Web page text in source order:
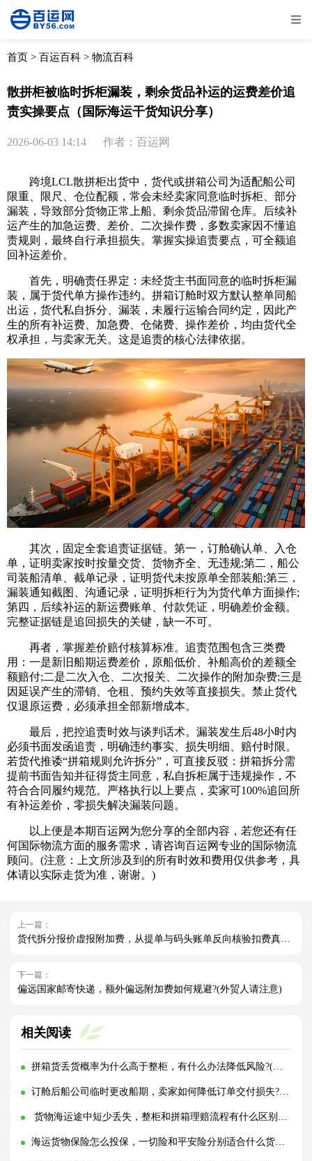
全部 物流资讯
取消 确定
首页 > 百运百科 > 物流百科
散拼柜被临时拆柜漏装，剩余货品补运的运费差价追
责实操要点（国际海运干货知识分享）
2026-06-03 14:14 作者：百运网
跨境LCL散拼柜出货中，货代或拼箱公司为适配船公司
限重、限尺、仓位配额，常会未经卖家同意临时拆柜、部分
漏装，导致部分货物正常上船、剩余货品滞留仓库。后续补
运产生的加急运费、差价、二次操作费，多数卖家因不懂追
责规则，最终自行承担损失。掌握实操追责要点，可全额追
回补运差价。
首先，明确责任界定：未经货主书面同意的临时拆柜漏
装，属于货代单方操作违约。拼箱订舱时双方默认整单同船
出运，货代私自拆分、漏装，未履行运输合同约定，因此产
生的所有补运费、加急费、仓储费、操作差价，均由货代全
权承担，与卖家无关。这是追责的核心法律依据。
其次，固定全套追责证据链。第一，订舱确认单、入仓
单，证明卖家按时按量交货、货物齐全、无违规;第二，船公
司装船清单、截单记录，证明货代未按原单全部装船;第三，
漏装通知截图、沟通记录，证明拆柜行为为货代单方面操作;
第四，后续补运的新运费账单、付款凭证，明确差价金额。
完整证据链是追回损失的关键，缺一不可。
再者，掌握差价赔付核算标准。追责范围包含三类费
用：一是新旧船期运费差价，原船低价、补船高价的差额全
额赔付;二是二次入仓、二次报关、二次操作的附加杂费;三是
因延误产生的滞销、仓租、预约失效等直接损失。禁止货代
仅退原运费，必须承担全部新增成本。
最后，把控追责时效与谈判话术。漏装发生后48小时内
必须书面发函追责，明确违约事实、损失明细、赔付时限。
若货代推诿“拼箱规则允许拆分”，可直接反驳：拼箱拆分需
提前书面告知并征得货主同意，私自拆柜属于违规操作，不
符合合同履约规范。严格执行以上要点，卖家可100%追回所
有补运差价，零损失解决漏装问题。
以上便是本期百运网为您分享的全部内容，若您还有任
何国际物流方面的服务需求，请咨询百运网专业的国际物流
顾问。(注意：上文所涉及到的所有时效和费用仅供参考，具
体请以实际走货为准，谢谢。)
上一篇：
货代拆分报价虚报附加费，从提单与码头账单反向核验扣费真伪方法（外贸人请注意）
下一篇：
偏远国家邮寄快递，额外偏远附加费如何规避?(外贸人请注意)
相关阅读
拼箱货丢货概率为什么高于整柜，有什么办法降低风险?(国际海运干货知识分享)
订舱后船公司临时更改船期，卖家如何降低订单交付损失?(国际海运干货知识分享)
货物海运途中短少丢失，整柜和拼箱理赔流程有什么区别?(国际海运干货知识分享)
海运货物保险怎么投保，一切险和平安险分别适合什么货物?(国际海运干货知识分享)